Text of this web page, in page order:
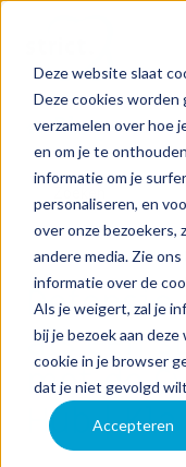
Deze website slaat
Deze cookies
verzamelen over hoe
en om je te
informatie om je
personaliseren, en
over onze bezoekers,
andere media. Zie
informatie over de
Als je weigert, zal je
bij je bezoek aan
cookie in je browser
dat je niet gevolgd
Accepteren
Blog
als een
met de
Hub |